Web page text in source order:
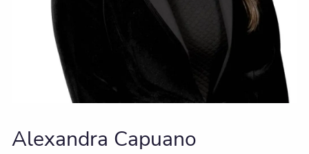
Alexandra Capuano